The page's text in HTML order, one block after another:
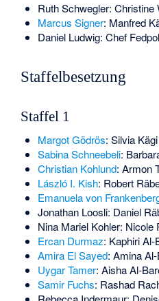
Ruth Schwegler: Christine
Marcus Signer: Manfred
Daniel Ludwig: Chef Fedpol
Staffelbesetzung
Staffel 1
Margot Gödrös: Silvia Kägi
Sabina Schneebeli:
Christian Kohlund: Armon
László I. Kish: Robert
Emanuela von
Jonathan Loosli: Daniel
Nina Mariel Kohler: Nicole
Ercan Durmaz: Kaphiri Al-
Amira El Sayed: Amina
Uygar Tamer: Aisha Al-
Samir Fuchs: Rashad